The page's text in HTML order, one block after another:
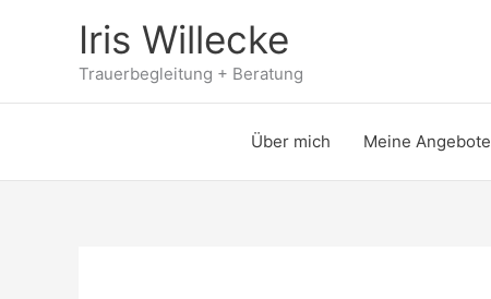
Iris Willecke
Trauerbegleitung + Beratung
Über mich Meine Angebote